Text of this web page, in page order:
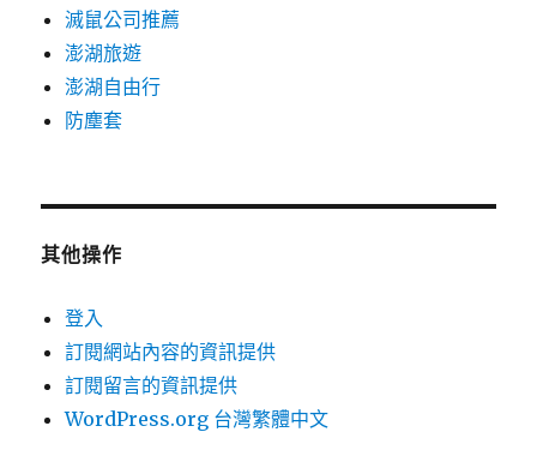
滅鼠公司推薦
澎湖旅遊
澎湖自由行
防塵套
其他操作
登入
訂閱網站內容的資訊提供
訂閱留言的資訊提供
WordPress.org 台灣繁體中文